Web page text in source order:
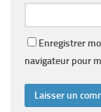
Enregistrer
navigateur pour